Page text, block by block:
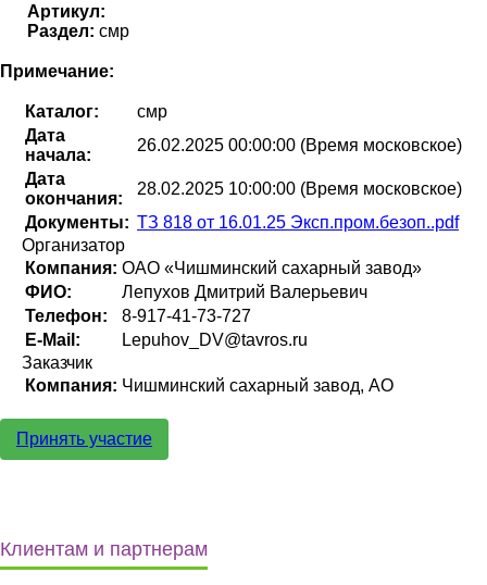
Артикул:
Раздел: смр
Примечание:
Каталог:
смр
Дата
начала:
26.02.2025 00:00:00 (Время московское)
Дата
окончания:
28.02.2025 10:00:00 (Время московское)
Документы: ТЗ 818 от 16.01.25 Эксп.пром.безоп..pdf
Организатор
Компания: ОАО «Чишминский сахарный завод»
ФИО:
Лепухов Дмитрий Валерьевич
Телефон:
8-917-41-73-727
E-Mail:
Lepuhov_DV@tavros.ru
Заказчик
Компания: Чишминский сахарный завод, АО
Принять участие
Клиентам и партнерам